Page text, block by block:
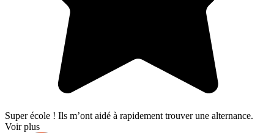
Super école ! Ils m’ont aidé à rapidement trouver une alternance.
Voir plus